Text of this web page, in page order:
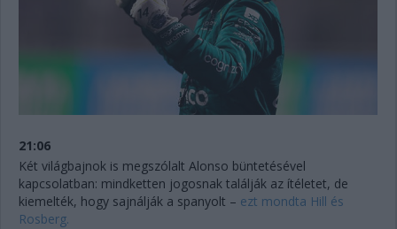
21:06
Két világbajnok is megszólalt Alonso büntetésével
kapcsolatban: mindketten jogosnak találják az ítéletet, de
kiemelték, hogy sajnálják a spanyolt – ezt mondta Hill és
Rosberg.